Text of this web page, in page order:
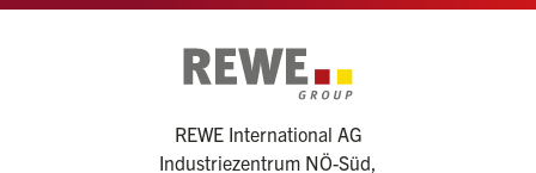
REWE International AG
Industriezentrum NÖ-Süd,